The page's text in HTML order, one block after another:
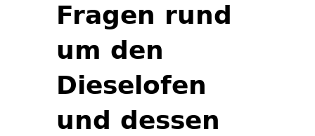
Fragen rund
um den
Dieselofen
und dessen